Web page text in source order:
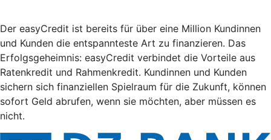
Der easyCredit ist bereits für über eine Million Kundinnen
und Kunden die entspannteste Art zu finanzieren. Das
Erfolgsgeheimnis: easyCredit verbindet die Vorteile aus
Ratenkredit und Rahmenkredit. Kundinnen und Kunden
sichern sich finanziellen Spielraum für die Zukunft, können
sofort Geld abrufen, wenn sie möchten, aber müssen es
nicht.